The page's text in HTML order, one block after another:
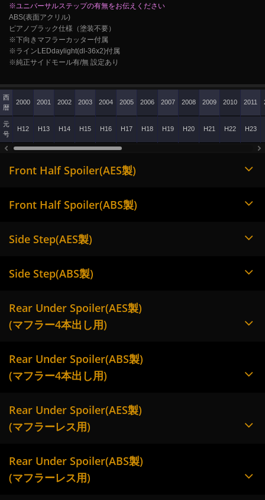
※ユニバーサルステップの有無をお伝えください
ABS(表面アクリル)
ピアノブラック仕様（塗装不要）
※下向きマフラーカッター付属
※ラインLEDdaylight(dl-36x2)付属
※純正サイドモール有/無 設定あり
西
暦
2000 2001 2002 2003 2004 2005 2006 2007 2008 2009 2010 2011
元
号
H12 H13 H14 H15 H16 H17 H18 H19 H20 H21 H22 H23
Front Half Spoiler(AES製)
Front Half Spoiler(ABS製)
Side Step(AES製)
Side Step(ABS製)
Rear Under Spoiler(AES製)
(マフラー4本出し用)
Rear Under Spoiler(ABS製)
(マフラー4本出し用)
Rear Under Spoiler(AES製)
(マフラーレス用)
Rear Under Spoiler(ABS製)
(マフラーレス用)